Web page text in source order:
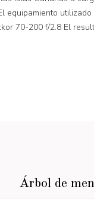
equipamiento
70-200 f/2.8 El
Árbol de